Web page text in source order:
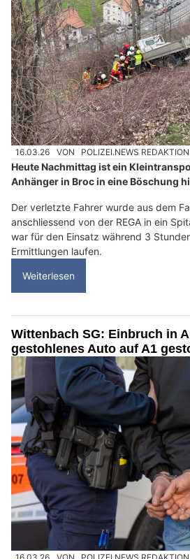
16.03.26 VON POLIZEI.NEWS REDAKTION
Heute Nachmittag ist ein
Anhänger in Broc in eine Böschung
Der verletzte Fahrer wurde aus dem
anschliessend von der REGA in ein
war für den Einsatz während 3
Ermittlungen laufen.
Weiterlesen
Wittenbach SG: Einbruch in
gestohlenes Auto auf A1